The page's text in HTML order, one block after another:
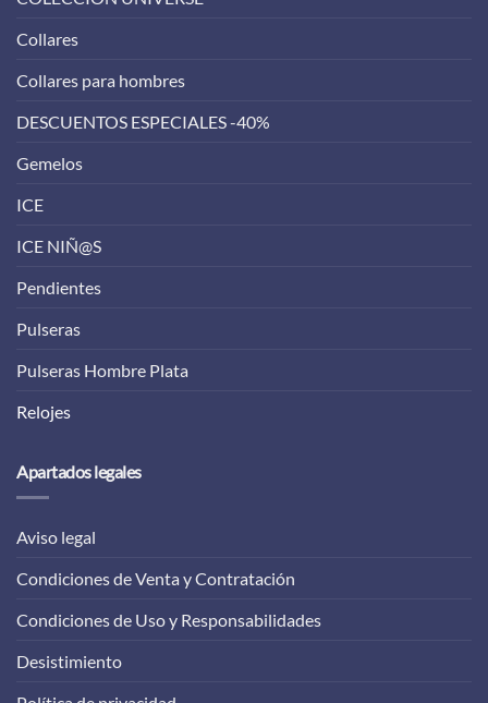
Collares
Collares para hombres
DESCUENTOS ESPECIALES -40%
Gemelos
ICE
ICE NIÑ@S
Pendientes
Pulseras
Pulseras Hombre Plata
Relojes
Apartados legales
Aviso legal
Condiciones de Venta y Contratación
Condiciones de Uso y Responsabilidades
Desistimiento